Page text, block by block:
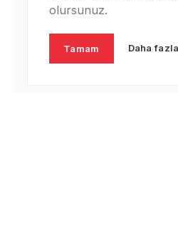
olursunuz.
Tamam Daha